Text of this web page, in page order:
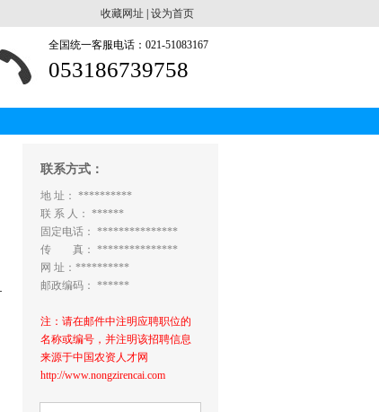
收藏网址 设为首页
全国统一客服电话：021-51083167
053186739758
联系方式：
地 址： **********
联 系 人： ******
固定电话： ***************
传 真： ***************
网 址：**********
邮政编码： ******
注：请在邮件中注明应聘职位的
名称或编号，并注明该招聘信息
来源于中国农资人才网
http://www.nongzirencai.com